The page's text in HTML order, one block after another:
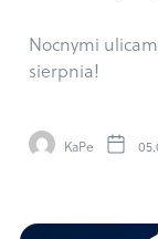
Nocnymi
sierpnia!
KaPe